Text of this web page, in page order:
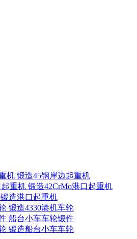
锻造45钢岸边起重机
锻造42CrMo港口起重机
锻造港口起重机
锻造4330港机车轮
船台小车车轮锻件
锻造船台小车车轮